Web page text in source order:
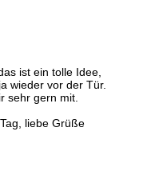
ist ein tolle Idee,
wieder vor der Tür.
sehr gern mit.
liebe Grüße